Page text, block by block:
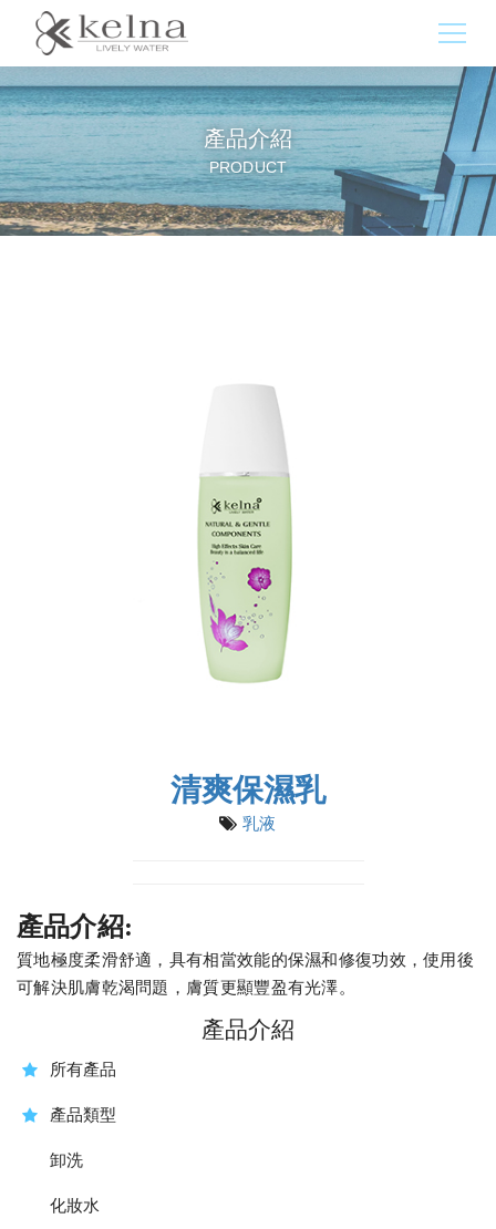
產品介紹
PRODUCT
清爽保濕乳
乳液
產品介紹:
質地極度柔滑舒適，具有相當效能的保濕和修復功效，使用後
可解決肌膚乾渴問題，膚質更顯豐盈有光澤。
產品介紹
所有產品
產品類型
卸洗
化妝水